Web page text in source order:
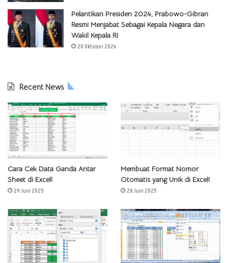
Pelantikan Presiden 2024, Prabowo-Gibran
Resmi Menjabat Sebagai Kepala Negara dan
Wakil Kepala RI
20 Oktober 2024
Recent News
Cara Cek Data Ganda Antar
Sheet di Excel!
29 Juni 2025
Membuat Format Nomor
Otomatis yang Unik di Excel!
28 Juni 2025